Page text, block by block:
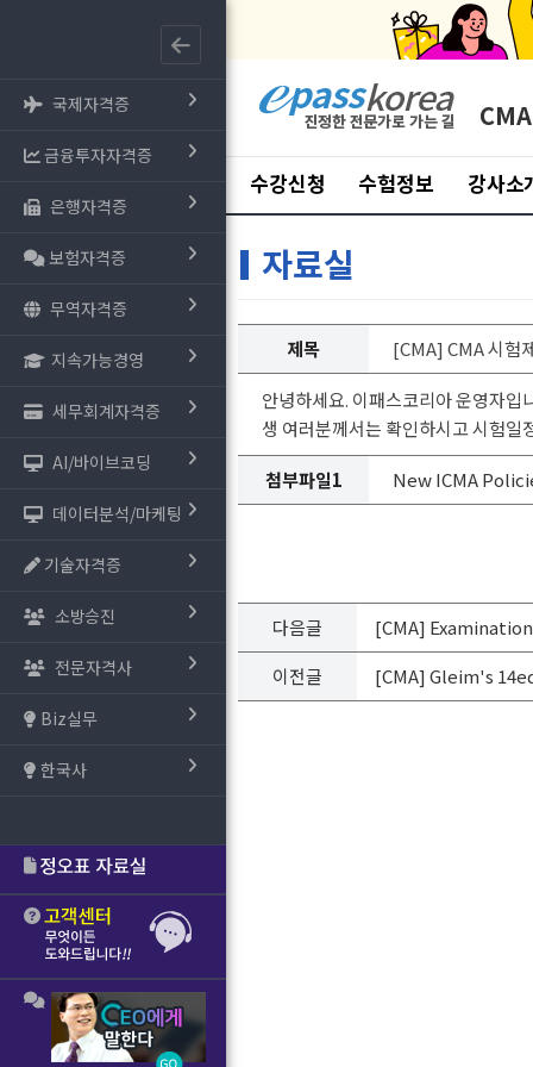
국제자격증
금융투자자격증
은행자격증
보험자격증
무역자격증
지속가능경영
세무회계자격증
AI/바이브코딩
데이터분석/마케팅
기술자격증
소방승진
전문자격사
Biz실무
한국사
CMA
수강신청 수험정보 강사소
자료실
제목 [CMA] CMA 시험
안녕하세요. 이패스코리아 운영자입
생 여러분께서는 확인하시고 시험일
첨부파일1 New ICMA
다음글
[CMA]
이전글
[CMA] Gleim's